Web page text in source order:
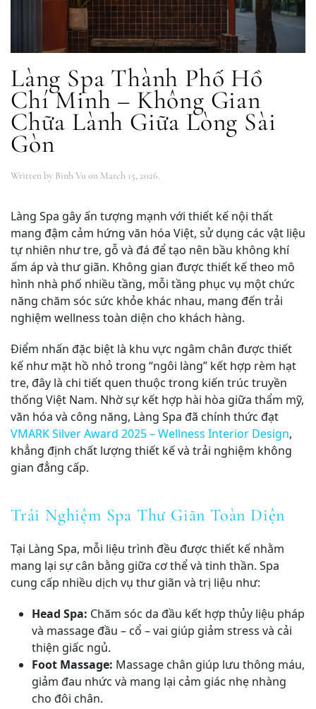
Làng Spa Thành Phố Hồ
Chí Minh – Không Gian
Chữa Lành Giữa Lòng Sài
Gòn
Written by Binh Vu on March 15, 2026.
Làng Spa gây ấn tượng mạnh với thiết kế nội thất
mang đậm cảm hứng văn hóa Việt, sử dụng các vật liệu
tự nhiên như tre, gỗ và đá để tạo nên bầu không khí
ấm áp và thư giãn. Không gian được thiết kế theo mô
hình nhà phố nhiều tầng, mỗi tầng phục vụ một chức
năng chăm sóc sức khỏe khác nhau, mang đến trải
nghiệm wellness toàn diện cho khách hàng.
Điểm nhấn đặc biệt là khu vực ngâm chân được thiết
kế như mặt hồ nhỏ trong “ngôi làng” kết hợp rèm hạt
tre, đây là chi tiết quen thuộc trong kiến trúc truyền
thống Việt Nam. Nhờ sự kết hợp hài hòa giữa thẩm mỹ,
văn hóa và công năng, Làng Spa đã chính thức đạt
VMARK Silver Award 2025 – Wellness Interior Design,
khẳng định chất lượng thiết kế và trải nghiệm không
gian đẳng cấp.
Trải Nghiệm Spa Thư Giãn Toàn Diện
Tại Làng Spa, mỗi liệu trình đều được thiết kế nhằm
mang lại sự cân bằng giữa cơ thể và tinh thần. Spa
cung cấp nhiều dịch vụ thư giãn và trị liệu như:
Head Spa: Chăm sóc da đầu kết hợp thủy liệu pháp
và massage đầu – cổ – vai giúp giảm stress và cải
thiện giấc ngủ.
Foot Massage: Massage chân giúp lưu thông máu,
giảm đau nhức và mang lại cảm giác nhẹ nhàng
cho đôi chân.